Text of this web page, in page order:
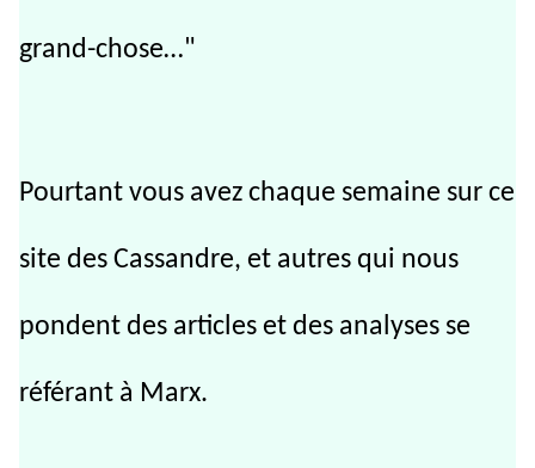
grand-chose…"
Pourtant vous avez chaque semaine sur ce
site des Cassandre, et autres qui nous
pondent des articles et des analyses se
référant à Marx.